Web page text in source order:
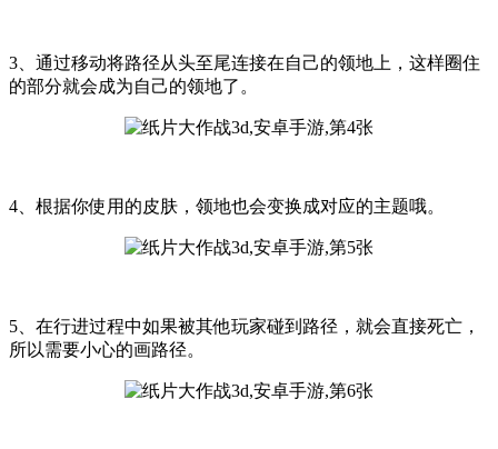
3、通过移动将路径从头至尾连接在自己的领地上，这样圈住
的部分就会成为自己的领地了。
4、根据你使用的皮肤，领地也会变换成对应的主题哦。
5、在行进过程中如果被其他玩家碰到路径，就会直接死亡，
所以需要小心的画路径。